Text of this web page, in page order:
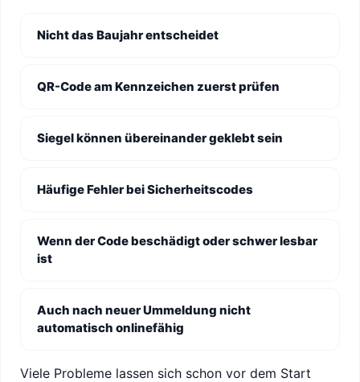
Nicht das Baujahr entscheidet
QR-Code am Kennzeichen zuerst prüfen
Siegel können übereinander geklebt sein
Häufige Fehler bei Sicherheitscodes
Wenn der Code beschädigt oder schwer lesbar
ist
Auch nach neuer Ummeldung nicht
automatisch onlinefähig
Viele Probleme lassen sich schon vor dem Start